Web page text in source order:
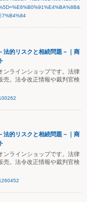
法的リスクと相続問題－｜商
ンラインショップです。法律
売。法令改正情報や裁判官検
法的リスクと相続問題－｜商
ンラインショップです。法律
売。法令改正情報や裁判官検